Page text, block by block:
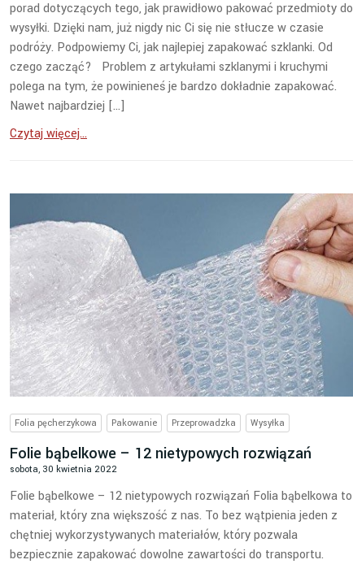
porad dotyczących tego, jak prawidłowo pakować przedmioty do
wysyłki. Dzięki nam, już nigdy nic Ci się nie stłucze w czasie
podróży. Podpowiemy Ci, jak najlepiej zapakować szklanki. Od
czego zacząć? Problem z artykułami szklanymi i kruchymi
polega na tym, że powinieneś je bardzo dokładnie zapakować.
Nawet najbardziej […]
Czytaj więcej...
Folia pęcherzykowa Pakowanie Przeprowadzka Wysyłka
Folie bąbelkowe – 12 nietypowych rozwiązań
sobota, 30 kwietnia 2022
Folie bąbelkowe – 12 nietypowych rozwiązań Folia bąbelkowa to
materiał, który zna większość z nas. To bez wątpienia jeden z
chętniej wykorzystywanych materiałów, który pozwala
bezpiecznie zapakować dowolne zawartości do transportu.